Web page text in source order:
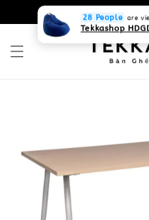
0931268840 Liên
28 People are